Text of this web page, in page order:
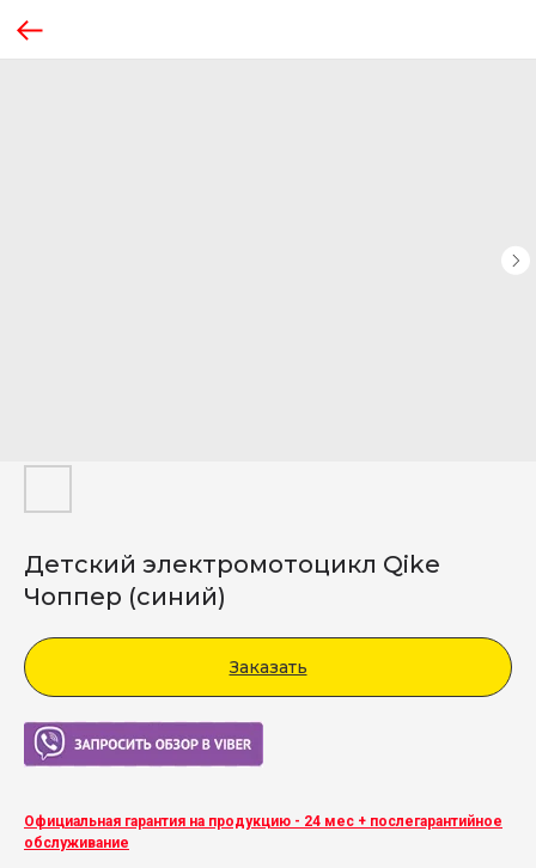
Детский электромотоцикл Qike
Чоппер (синий)
Заказать
Viber
Официальная гарантия на продукцию - 24 мес + послегарантийное
обслуживание